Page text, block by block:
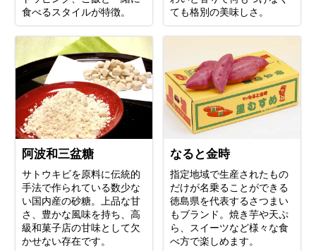
食べるスタイルが特徴。
ても格別の美味しさ。
阿波和三盆糖
サトウキビを原料に伝統的
手法で作られている数少な
い国内産の砂糖。上品な甘
さ、豊かな風味を持ち、高
級和菓子店の甘味として欠
かせない存在です。
なると金時
指定地域で生産されたもの
だけが名乗ることができる
徳島県を代表するさつまい
もブランド。焼き芋や天ぷ
ら、スイーツなど様々な食
べ方で楽しめます。